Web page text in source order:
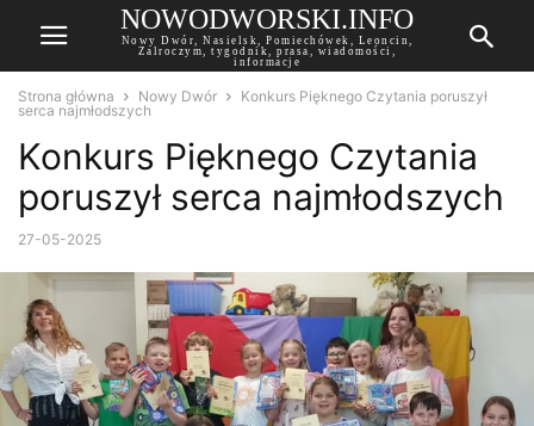
NOWODWORSKI.INFO
Nowy Dwór, Nasielsk, Pomiechówek, Leoncin,
Zalroczym, tygodnik, prasa, wiadomości,
informacje
Strona główna Nowy Dwór
Konkurs Pięknego Czytania poruszył
serca najmłodszych
Konkurs Pięknego Czytania
poruszył serca najmłodszych
27-05-2025